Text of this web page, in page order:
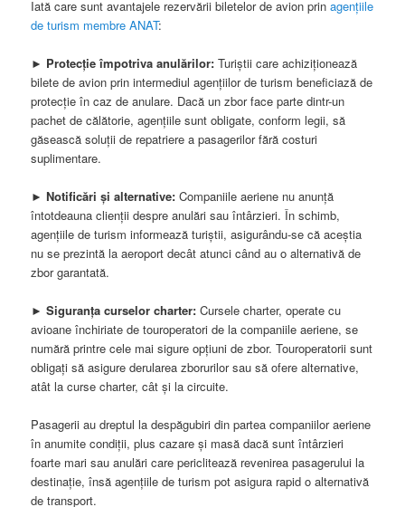
Iată care sunt avantajele rezervării biletelor de avion prinagențiile
de turism membre ANAT:
► Protecție împotriva anulărilor: Turiștii care achiziționează
bilete de avion prin intermediul agențiilor de turism beneficiază de
protecție în caz de anulare. Dacă un zbor face parte dintr-un
pachet de călătorie, agențiile sunt obligate, conform legii, să
găsească soluții de repatriere a pasagerilor fără costuri
suplimentare.
► Notificări și alternative: Companiile aeriene nu anunță
întotdeauna clienții despre anulări sau întârzieri. În schimb,
agențiile de turism informează turiștii, asigurându-se că aceștia
nu se prezintă la aeroport decât atunci când au o alternativă de
zbor garantată.
► Siguranța curselor charter: Cursele charter, operate cu
avioane închiriate de touroperatori de la companiile aeriene, se
numără printre cele mai sigure opțiuni de zbor. Touroperatorii sunt
obligați să asigure derularea zborurilor sau să ofere alternative,
atât la curse charter, cât și la circuite.
Pasagerii au dreptul la despăgubiri din partea companiilor aeriene
în anumite condiții, plus cazare și masă dacă sunt întârzieri
foarte mari sau anulări care periclitează revenirea pasagerului la
destinație, însă agențiile de turism pot asigura rapid o alternativă
de transport.